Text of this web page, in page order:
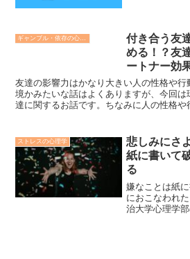
ギャンブル・依存の心理学
付き合う友
める！？友
ートナー効
友達の影響力はかなり大きい人の性格や
境かみたいな話はよくありますが、今回
達に関するお話です。ちなみに人の性格
ストレスの心理学
悲しみにさ
紙に書いて
る
嫌なことは紙
におこなわれ
治大学心理学